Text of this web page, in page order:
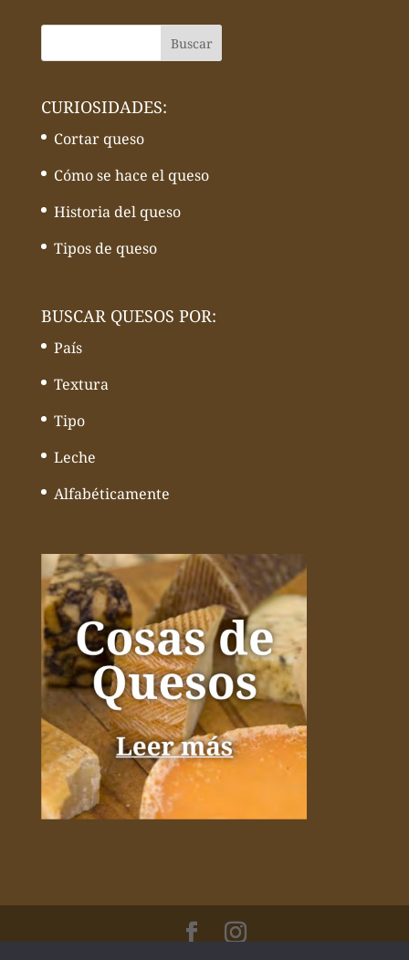
CURIOSIDADES:
Cortar queso
Cómo se hace el queso
Historia del queso
Tipos de queso
BUSCAR QUESOS POR:
País
Textura
Tipo
Leche
Alfabéticamente